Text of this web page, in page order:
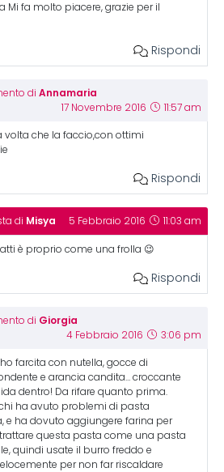
Mi fa molto piacere, grazie per il
Rispondi
di Annamaria
17 Novembre 2016 11:57 am
volta che la faccio,con ottimi
Rispondi
di Misya 5 Febbraio 2016 11:03 am
è proprio come una frolla 😉
Rispondi
di Giorgia
4 Febbraio 2016 3:06 pm
farcita con nutella, gocce di
e arancia candita… croccante
dentro! Da rifare quanto prima.
ha avuto problemi di pasta
e ha dovuto aggiungere farina per
questa pasta come una pasta
quindi usate il burro freddo e
per non far riscaldare